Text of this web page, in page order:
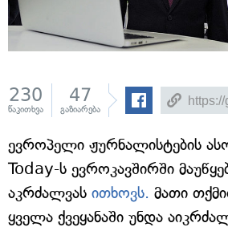
230
წაკითხვა
47
გაზიარება
ევროპელი ჟურნალისტების
Today-ს ევროკავშირში
აკრძალვას ითხოვს. მათი
ყველა ქვეყანაში უნდა